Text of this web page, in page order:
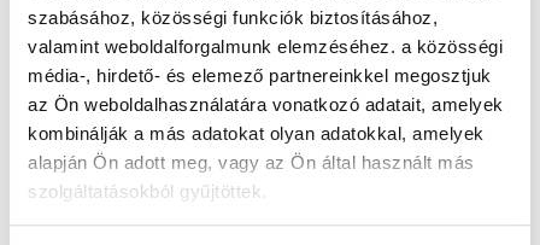
szabásához, közösségi funkciók biztosításához,
valamint weboldalforgalmunk elemzéséhez. a közösségi
média-, hirdető- és elemező partnereinkkel megosztjuk
az Ön weboldalhasználatára vonatkozó adatait, amelyek
kombinálják a más adatokat olyan adatokkal, amelyek
alapján Ön adott meg, vagy az Ön által használt más
szolgáltatásokból gyűjtöttek.
37 nap az indulásig!
Időtartam:
4-5 hónap
Indulás időpontja: 2026-09-16
Képzés ára: 169 000 Ft
egyösszegű befizetés esetén + minden
hallgatónk részére ajándék Pénztárgép helyes
kezelése tanfolyam 49.990 Ft értékben!
Vizsgadíj:75 000 Ft